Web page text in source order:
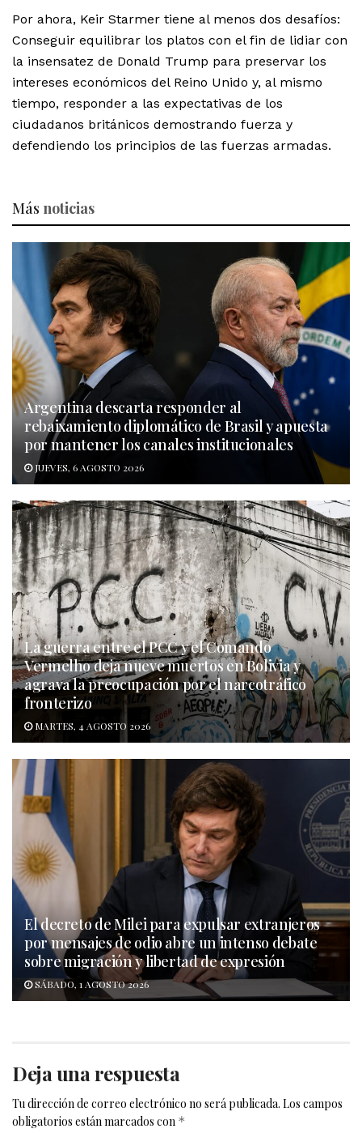
Por ahora, Keir Starmer tiene al menos dos desafíos:
Conseguir equilibrar los platos con el fin de lidiar con
la insensatez de Donald Trump para preservar los
intereses económicos del Reino Unido y, al mismo
tiempo, responder a las expectativas de los
ciudadanos británicos demostrando fuerza y
defendiendo los principios de las fuerzas armadas.
Más noticias
Argentina descarta responder al
rebaixamiento diplomático de Brasil y apuesta
por mantener los canales institucionales
JUEVES, 6 AGOSTO 2026
La guerra entre el PCC y el Comando
Vermelho deja nueve muertos en Bolivia y
agrava la preocupación por el narcotráfico
fronterizo
MARTES, 4 AGOSTO 2026
El decreto de Milei para expulsar extranjeros
por mensajes de odio abre un intenso debate
sobre migración y libertad de expresión
SÁBADO, 1 AGOSTO 2026
Deja una respuesta
Tu dirección de correo electrónico no será publicada. Los campos
obligatorios están marcados con *